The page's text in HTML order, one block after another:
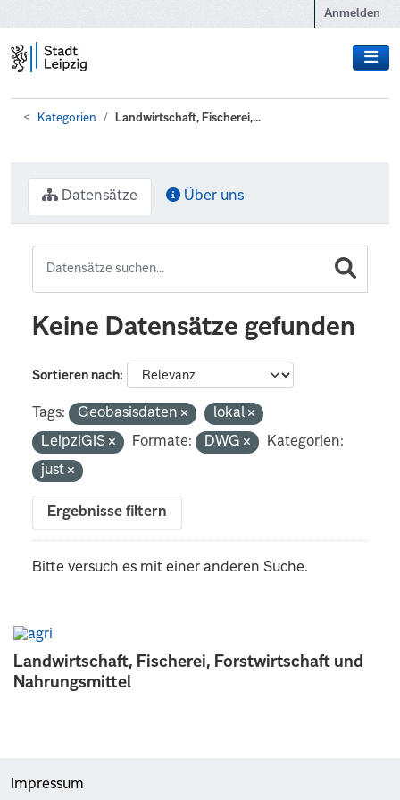
Anmelden
Kategorien Landwirtschaft, Fischerei,...
Landwirtschaft, Fischerei, Forstwirtschaft und
Nahrungsmittel
Datensätze Über uns
Keine Datensätze gefunden
Sortieren nach
Tags: Geobasisdaten
lokal
LeipziGIS
Formate: DWG
Kategorien:
just
Ergebnisse filtern
Bitte versuch es mit einer anderen Suche.
Impressum